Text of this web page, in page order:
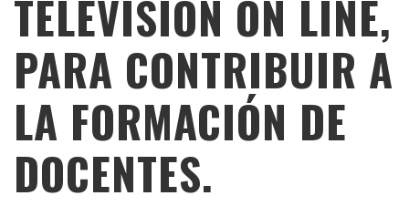
TELEVISIÓN ON LINE,
PARA CONTRIBUIR A
LA FORMACIÓN DE
DOCENTES.